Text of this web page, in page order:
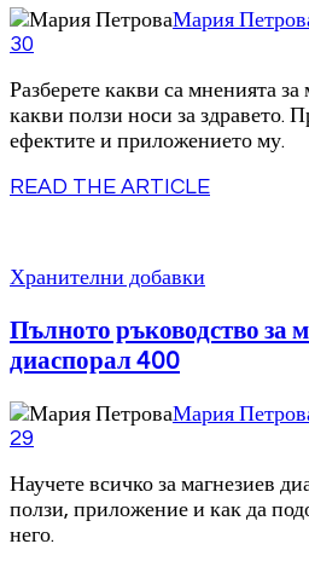
Мария
30
Разберете какви са мненията за
какви ползи носи за здравето.
ефектите и приложението му.
READ THE ARTICLE
Хранителни добавки
Пълното ръководство за
диаспорал 400
Мария
29
Научете всичко за магнезиев
ползи, приложение и как да
него.